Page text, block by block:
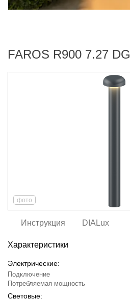
FAROS R900 7.27 DG
фото
Инструкция DIALux
Характеристики
Электрические:
Подключение
Потребляемая мощность
Световые: